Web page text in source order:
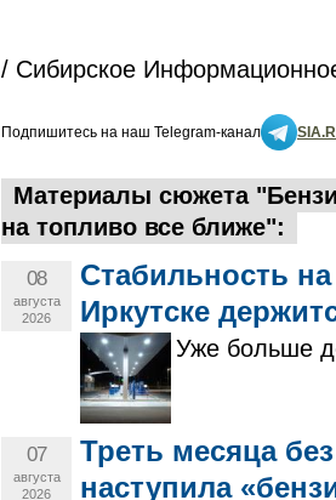
/ Сибирское
Подпишитесь на наш Telegram-канал
Материалы сюжета
на топливо все ближе":
08
августа
2026
Стабильность
Иркутске
Уже больше
07
августа
2026
Треть месяца
наступила